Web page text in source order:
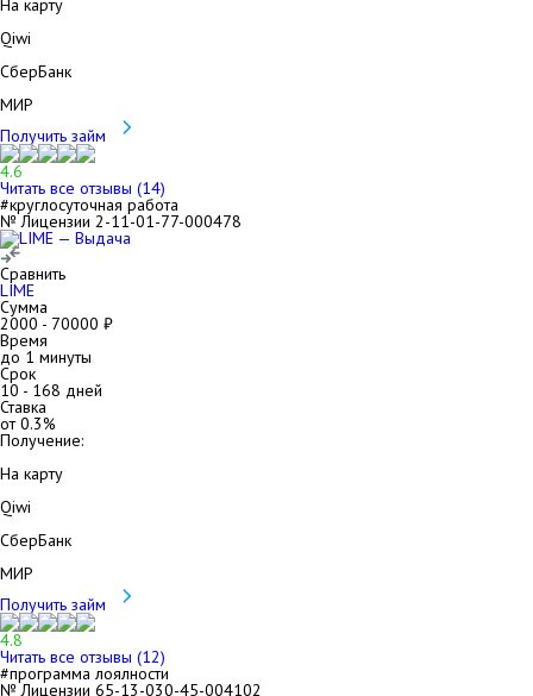
На карту
Qiwi
СберБанк
МИР
Получить займ
4.6
Читать все отзывы (14)
#круглосуточная работа
№ Лицензии 2-11-01-77-000478
Сравнить
LIME
Сумма
2000 - 70000 ₽
Время
до 1 минуты
Срок
10 - 168 дней
Ставка
от0.3%
Получение:
На карту
Qiwi
СберБанк
МИР
Получить займ
4.8
Читать все отзывы (12)
#программа лоялности
№ Лицензии 65-13-030-45-004102